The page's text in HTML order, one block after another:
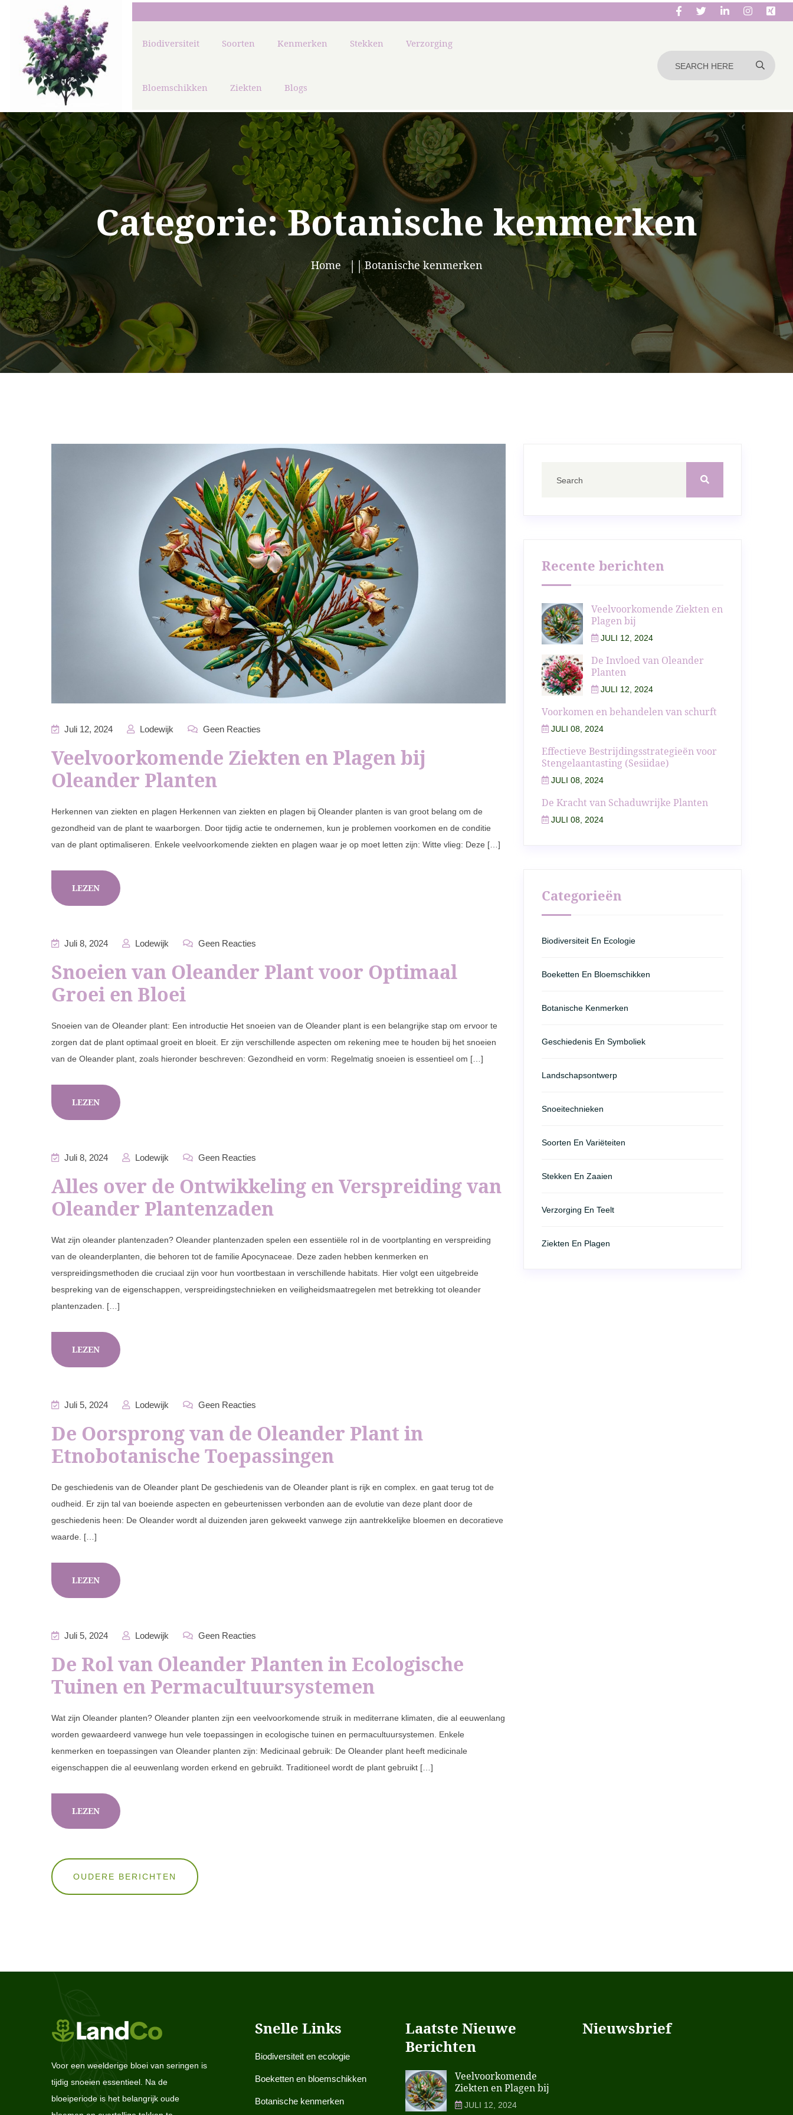
Biodiversiteit Soorten Kenmerken Stekken Verzorging
Bloemschikken Ziekten Blogs
Categorie:Botanische kenmerken
Home Botanische kenmerken
Juli 12, 2024 Lodewijk Geen Reacties
Veelvoorkomende Ziekten en Plagen bij
Oleander Planten
Herkennen van ziekten en plagen Herkennen van ziekten en plagen bij Oleander planten is van groot belang om de
gezondheid van de plant te waarborgen. Door tijdig actie te ondernemen, kun je problemen voorkomen en de conditie
van de plant optimaliseren. Enkele veelvoorkomende ziekten en plagen waar je op moet letten zijn: Witte vlieg: Deze […]
LEZEN
Juli 8, 2024 Lodewijk Geen Reacties
Snoeien van Oleander Plant voor Optimaal
Groei en Bloei
Snoeien van de Oleander plant: Een introductie Het snoeien van de Oleander plant is een belangrijke stap om ervoor te
zorgen dat de plant optimaal groeit en bloeit. Er zijn verschillende aspecten om rekening mee te houden bij het snoeien
van de Oleander plant, zoals hieronder beschreven: Gezondheid en vorm: Regelmatig snoeien is essentieel om […]
LEZEN
Juli 8, 2024 Lodewijk Geen Reacties
Alles over de Ontwikkeling en Verspreiding van
Oleander Plantenzaden
Wat zijn oleander plantenzaden? Oleander plantenzaden spelen een essentiële rol in de voortplanting en verspreiding
van de oleanderplanten, die behoren tot de familie Apocynaceae. Deze zaden hebben kenmerken en
verspreidingsmethoden die cruciaal zijn voor hun voortbestaan in verschillende habitats. Hier volgt een uitgebreide
bespreking van de eigenschappen, verspreidingstechnieken en veiligheidsmaatregelen met betrekking tot oleander
plantenzaden. […]
LEZEN
Juli 5, 2024 Lodewijk Geen Reacties
De Oorsprong van de Oleander Plant in
Etnobotanische Toepassingen
De geschiedenis van de Oleander plant De geschiedenis van de Oleander plant is rijk en complex. en gaat terug tot de
oudheid. Er zijn tal van boeiende aspecten en gebeurtenissen verbonden aan de evolutie van deze plant door de
geschiedenis heen: De Oleander wordt al duizenden jaren gekweekt vanwege zijn aantrekkelijke bloemen en decoratieve
waarde. […]
LEZEN
Juli 5, 2024 Lodewijk Geen Reacties
De Rol van Oleander Planten in Ecologische
Tuinen en Permacultuursystemen
Wat zijn Oleander planten? Oleander planten zijn een veelvoorkomende struik in mediterrane klimaten, die al eeuwenlang
worden gewaardeerd vanwege hun vele toepassingen in ecologische tuinen en permacultuursystemen. Enkele
kenmerken en toepassingen van Oleander planten zijn: Medicinaal gebruik: De Oleander plant heeft medicinale
eigenschappen die al eeuwenlang worden erkend en gebruikt. Traditioneel wordt de plant gebruikt […]
LEZEN
Berichten
navigatie
OUDERE BERICHTEN
Recente berichten
Veelvoorkomende Ziekten en
Plagen bij
JULI 12, 2024
De Invloed van Oleander
Planten
JULI 12, 2024
Voorkomen en behandelen van schurft
JULI 08, 2024
Effectieve Bestrijdingsstrategieën voor
Stengelaantasting (Sesiidae)
JULI 08, 2024
De Kracht van Schaduwrijke Planten
JULI 08, 2024
Categorieën
Biodiversiteit En Ecologie
Boeketten En Bloemschikken
Botanische Kenmerken
Geschiedenis En Symboliek
Landschapsontwerp
Snoeitechnieken
Soorten En Variëteiten
Stekken En Zaaien
Verzorging En Teelt
Ziekten En Plagen
Voor een weelderige bloei van seringen is
tijdig snoeien essentieel. Na de
bloeiperiode is het belangrijk oude
Snelle Links
Biodiversiteit en ecologie
Boeketten en bloemschikken
Botanische kenmerken
Laatste Nieuwe
Berichten
Veelvoorkomende
Ziekten en Plagen bij
JULI 12, 2024
Nieuwsbrief